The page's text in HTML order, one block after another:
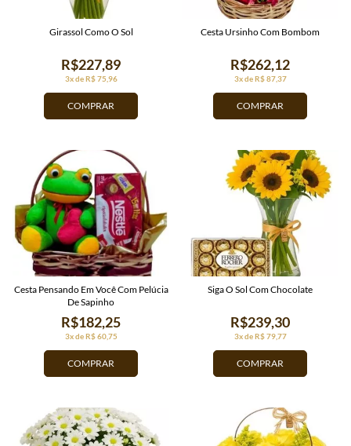
COMPRAR
3x de R$ 75,96
R$227,89
Girassol Como O Sol
COMPRAR
3x de R$ 87,37
R$262,12
Cesta Ursinho Com Bombom
COMPRAR
3x de R$ 60,75
R$182,25
Cesta Pensando Em Você Com Pelúcia
De Sapinho
COMPRAR
3x de R$ 79,77
R$239,30
Siga O Sol Com Chocolate